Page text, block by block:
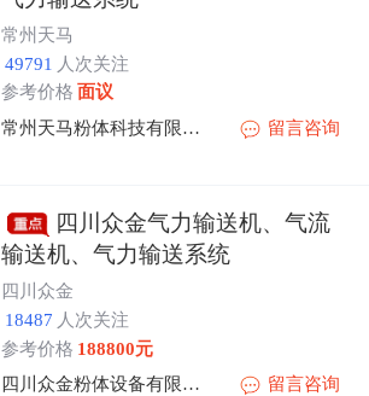
常州天马
49791 人次关注
参考价格 面议
常州天马粉体科技有限公司
留言咨询
四川众金气力输送机、气流
输送机、气力输送系统
四川众金
18487 人次关注
参考价格 188800元
四川众金粉体设备有限公司
留言咨询